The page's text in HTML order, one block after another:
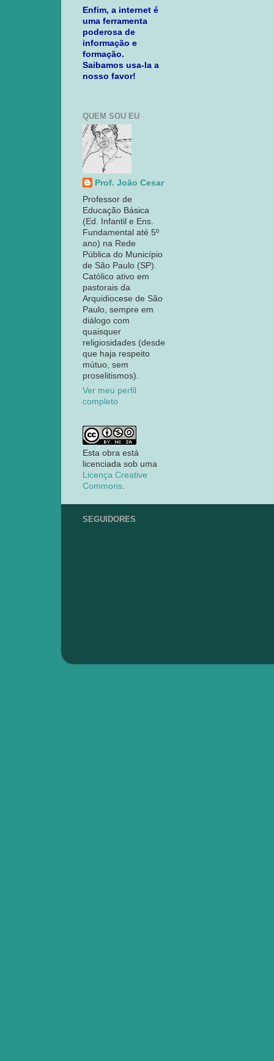
Enfim, a internet é
uma ferramenta
poderosa de
informação e
formação.
Saibamos usa-la a
nosso favor!
QUEM SOU EU
Prof. João Cesar
Professor de
Educação Básica
(Ed. Infantil e Ens.
Fundamental até 5º
ano) na Rede
Pública do Município
de São Paulo (SP).
Católico ativo em
pastorais da
Arquidiocese de São
Paulo, sempre em
diálogo com
quaisquer
religiosidades (desde
que haja respeito
mútuo, sem
proselitismos).
Ver meu perfil
completo
Esta obra está
licenciada sob uma
Licença Creative
Commons.
SEGUIDORES